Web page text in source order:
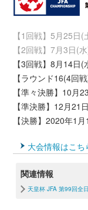
【1回戦】5月25日
【2回戦】7月3日(
【3回戦】8月14日(
【ラウンド16(4回
【準々決勝】10月
【準決勝】12月21
【決勝】2020年1
大会情報はこち
関連情報
天皇杯 JFA 第99回全